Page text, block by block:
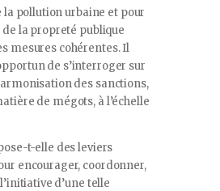
la pollution urbaine et pour
la propreté publique
mesures cohérentes. Il
de s’interroger sur
des sanctions,
de mégots, à l’échelle
t-elle des leviers
encourager, coordonner,
d’une telle